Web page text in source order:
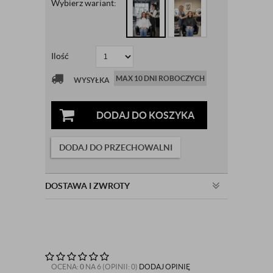
Wybierz wariant:
Ilość
WYSYŁKA MAX 10 DNI ROBOCZYCH
DODAJ DO KOSZYKA
DODAJ DO PRZECHOWALNI
DOSTAWA I ZWROTY
OCENA: 0 NA 6 (OPINII: 0) DODAJ OPINIĘ